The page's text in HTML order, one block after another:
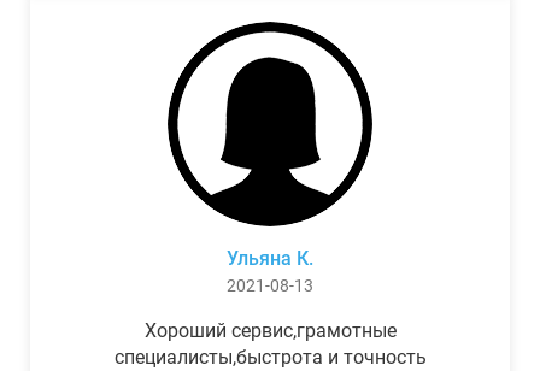
Ульяна К.
2021-08-13
Хороший сервис,грамотные
специалисты,быстрота и точность